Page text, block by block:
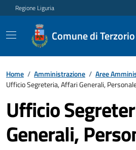
Regione Liguria
Comune di Terzorio
Home / Amministrazione / Aree
Ufficio Segreteria, Affari Generali,
Ufficio
Generali,